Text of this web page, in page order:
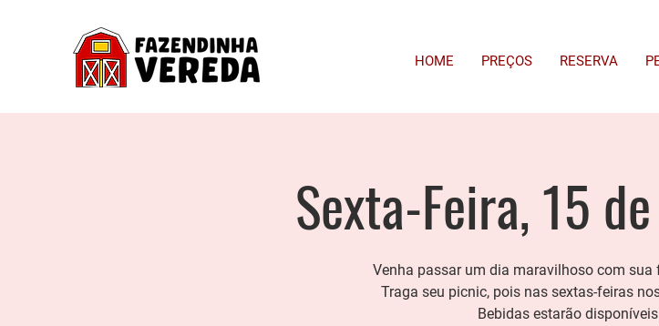
HOME PREÇOS RESERVA
Sexta-Feira, 15
Venha passar um dia maravilhoso com sua
Traga seu picnic, pois nas sextas-feiras
Bebidas estarão